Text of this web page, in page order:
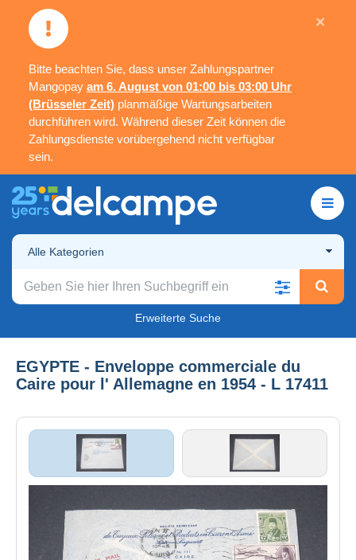
Bitte beachten Sie, dass unser Zahlungspartner
Mangopay am 6. August von 01:00 bis 03:00 Uhr
(Brüsseler Zeit) planmäßige Wartungsarbeiten
durchführen wird. Während dieser Zeit können die
Zahlungsdienste vorübergehend nicht verfügbar
sein.
×
Alle Kategorien
Erweiterte Suche
EGYPTE - Enveloppe commerciale du
Caire pour l' Allemagne en 1954 - L 17411